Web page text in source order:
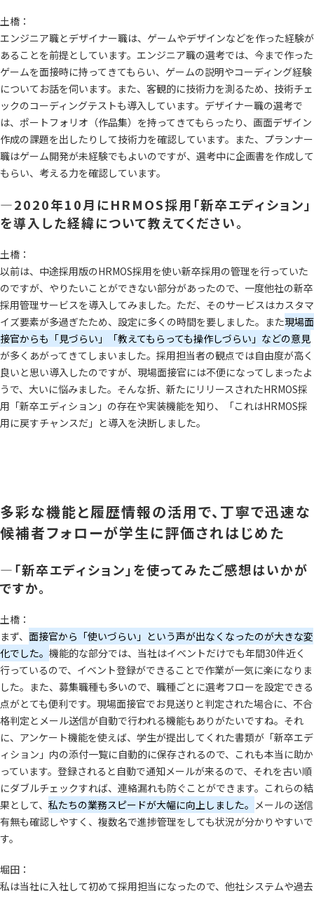
土橋：
エンジニア職とデザイナー職は、ゲームやデザインなどを作った経験が
あることを前提としています。エンジニア職の選考では、今まで作った
ゲームを面接時に持ってきてもらい、ゲームの説明やコーディング経験
についてお話を伺います。また、客観的に技術力を測るため、技術チェ
ックのコーディングテストも導入しています。デザイナー職の選考で
は、ポートフォリオ（作品集）を持ってきてもらったり、画面デザイン
作成の課題を出したりして技術力を確認しています。また、プランナー
職はゲーム開発が未経験でもよいのですが、選考中に企画書を作成して
もらい、考える力を確認しています。
―2020年10月にHRMOS採用「新卒エディション」
を導入した経緯について教えてください。
土橋：
以前は、中途採用版のHRMOS採用を使い新卒採用の管理を行っていた
のですが、やりたいことができない部分があったので、一度他社の新卒
採用管理サービスを導入してみました。ただ、そのサービスはカスタマ
イズ要素が多過ぎたため、設定に多くの時間を要しました。また現場面
接官からも「見づらい」「教えてもらっても操作しづらい」などの意見
が多くあがってきてしまいました。採用担当者の観点では自由度が高く
良いと思い導入したのですが、現場面接官には不便になってしまったよ
うで、大いに悩みました。そんな折、新たにリリースされたHRMOS採
用「新卒エディション」の存在や実装機能を知り、「これはHRMOS採
用に戻すチャンスだ」と導入を決断しました。
多彩な機能と履歴情報の活用で、丁寧で迅速な
候補者フォローが学生に評価されはじめた
―「新卒エディション」を使ってみたご感想はいかが
ですか。
土橋：
まず、 面接官から「使いづらい」という声が出なくなったのが大きな変
化でした。 機能的な部分では、当社はイベントだけでも年間30件近く
行っているので、イベント登録ができることで作業が一気に楽になりま
した。また、募集職種も多いので、職種ごとに選考フローを設定できる
点がとても便利です。現場面接官でお見送りと判定された場合に、不合
格判定とメール送信が自動で行われる機能もありがたいですね。それ
に、アンケート機能を使えば、学生が提出してくれた書類が「新卒エデ
ィション」内の添付一覧に自動的に保存されるので、これも本当に助か
っています。登録されると自動で通知メールが来るので、それを古い順
にダブルチェックすれば、連絡漏れも防ぐことができます。これらの結
果として、 私たちの業務スピードが大幅に向上しました。 メールの送信
有無も確認しやすく、複数名で進捗管理をしても状況が分かりやすいで
す。
堀田：
私は当社に入社して初めて採用担当になったので、他社システムや過去